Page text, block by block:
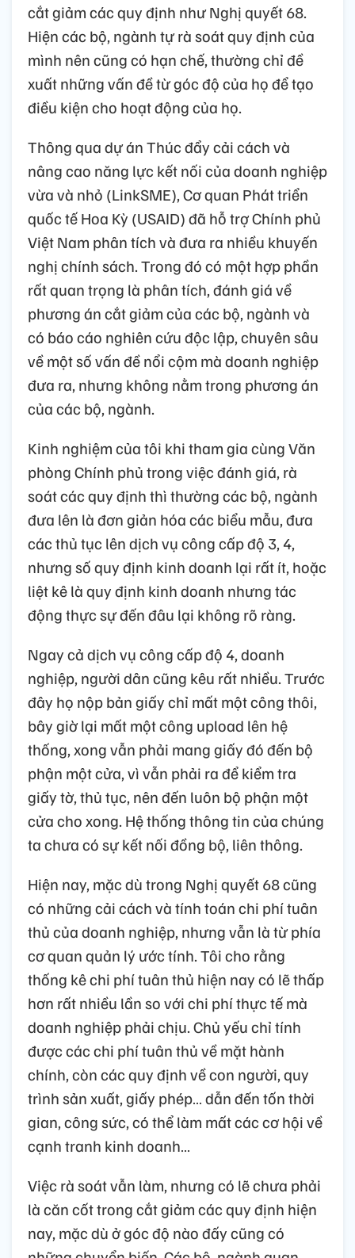
cắt giảm các quy định như Nghị quyết 68.
Hiện các bộ, ngành tự rà soát quy định của
mình nên cũng có hạn chế, thường chỉ đề
xuất những vấn đề từ góc độ của họ để tạo
điều kiện cho hoạt động của họ.
Thông qua dự án Thúc đẩy cải cách và
nâng cao năng lực kết nối của doanh nghiệp
vừa và nhỏ (LinkSME), Cơ quan Phát triển
quốc tế Hoa Kỳ (USAID) đã hỗ trợ Chính phủ
Việt Nam phân tích và đưa ra nhiều khuyến
nghị chính sách. Trong đó có một hợp phần
rất quan trọng là phân tích, đánh giá về
phương án cắt giảm của các bộ, ngành và
có báo cáo nghiên cứu độc lập, chuyên sâu
về một số vấn đề nổi cộm mà doanh nghiệp
đưa ra, nhưng không nằm trong phương án
của các bộ, ngành.
Kinh nghiệm của tôi khi tham gia cùng Văn
phòng Chính phủ trong việc đánh giá, rà
soát các quy định thì thường các bộ, ngành
đưa lên là đơn giản hóa các biểu mẫu, đưa
các thủ tục lên dịch vụ công cấp độ 3, 4,
nhưng số quy định kinh doanh lại rất ít, hoặc
liệt kê là quy định kinh doanh nhưng tác
động thực sự đến đâu lại không rõ ràng.
Ngay cả dịch vụ công cấp độ 4, doanh
nghiệp, người dân cũng kêu rất nhiều. Trước
đây họ nộp bản giấy chỉ mất một công thôi,
bây giờ lại mất một công upload lên hệ
thống, xong vẫn phải mang giấy đó đến bộ
phận một cửa, vì vẫn phải ra để kiểm tra
giấy tờ, thủ tục, nên đến luôn bộ phận một
cửa cho xong. Hệ thống thông tin của chúng
ta chưa có sự kết nối đồng bộ, liên thông.
Hiện nay, mặc dù trong Nghị quyết 68 cũng
có những cải cách và tính toán chi phí tuân
thủ của doanh nghiệp, nhưng vẫn là từ phía
cơ quan quản lý ước tính. Tôi cho rằng
thống kê chi phí tuân thủ hiện nay có lẽ thấp
hơn rất nhiều lần so với chi phí thực tế mà
doanh nghiệp phải chịu. Chủ yếu chỉ tính
được các chi phí tuân thủ về mặt hành
chính, còn các quy định về con người, quy
trình sản xuất, giấy phép… dẫn đến tốn thời
gian, công sức, có thể làm mất các cơ hội về
cạnh tranh kinh doanh…
Việc rà soát vẫn làm, nhưng có lẽ chưa phải
là căn cốt trong cắt giảm các quy định hiện
nay, mặc dù ở góc độ nào đấy cũng có